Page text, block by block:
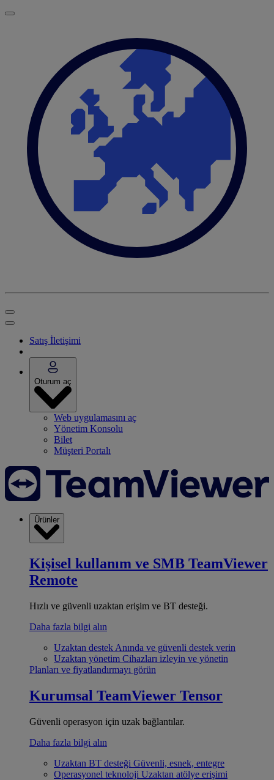
Satış İletişimi
Oturum aç
Web uygulamasını aç
Yönetim Konsolu
Bilet
Müşteri Portalı
Ürünler
Kişisel kullanım ve SMB TeamViewer
Remote
Hızlı ve güvenli uzaktan erişim ve BT desteği.
Daha fazla bilgi alın
Uzaktan destek Anında ve güvenli destek verin
Uzaktan yönetim Cihazları izleyin ve yönetin
Planları ve fiyatlandırmayı görün
Kurumsal TeamViewer Tensor
Güvenli operasyon için uzak bağlantılar.
Daha fazla bilgi alın
Uzaktan BT desteği Güvenli, esnek, entegre
Operasyonel teknoloji Uzaktan atölye erişimi